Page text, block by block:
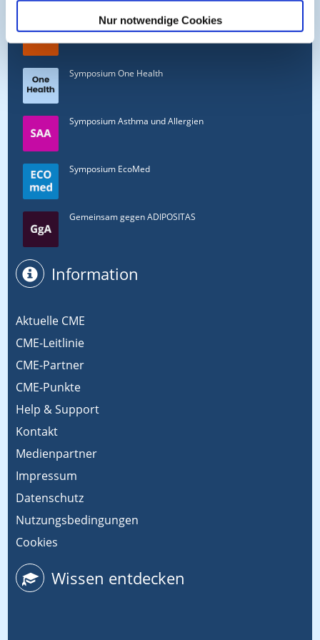
Nur notwendige Cookies
Symposium PULSE
Symposium One Health
Symposium Asthma und Allergien
Symposium EcoMed
Gemeinsam gegen ADIPOSITAS
Information
Aktuelle CME
CME-Leitlinie
CME-Partner
CME-Punkte
Help & Support
Kontakt
Medienpartner
Impressum
Datenschutz
Nutzungsbedingungen
Cookies
Wissen entdecken